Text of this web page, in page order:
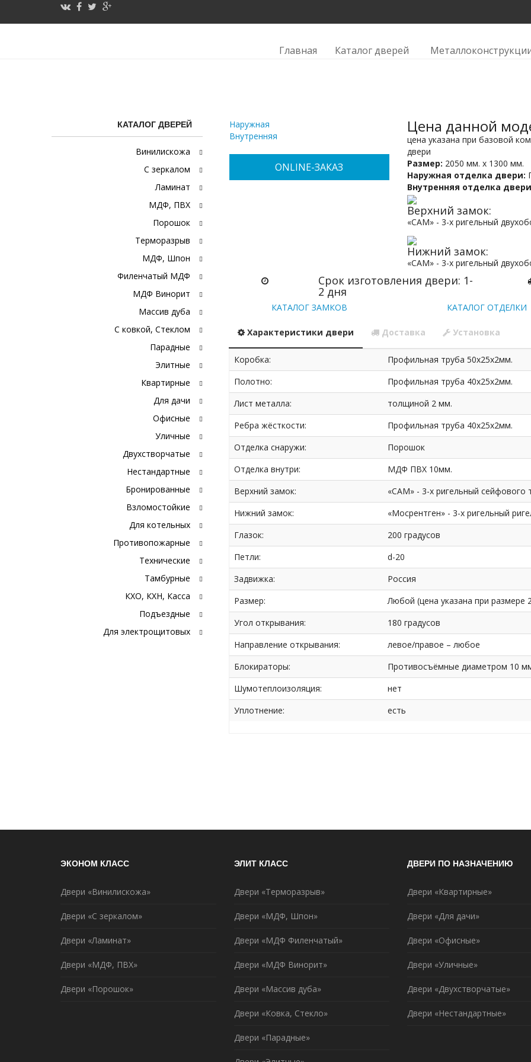
Главная Каталог дверей
Порошок + МДФ ПВХ 10мм.
КАТАЛОГ ДВЕРЕЙ
Винилискожа
С зеркалом
Ламинат
МДФ, ПВХ
Порошок
Терморазрыв
МДФ, Шпон
Филенчатый МДФ
МДФ Винорит
Массив дуба
С ковкой, Стеклом
Парадные
Элитные
Квартирные
Для дачи
Офисные
Уличные
Двухстворчатые
Нестандартные
Бронированные
Взломостойкие
Для котельных
Противопожарные
Технические
Тамбурные
КХО, КХН, Касса
Подъездные
Для электрощитовых
Наружная
Внутренняя
ONLINE-ЗАКАЗ
Цена данной
цена указана при базовой
двери
Размер: 2050 мм. х 1300 мм.
Наружная отделка двери:
Внутренняя отделка
Верхний замок:
«САМ» - 3-х ригельный
Нижний замок:
«САМ» - 3-х ригельный
Срок изготовления двери: 1-
2 дня
КАТАЛОГ ЗАМКОВ КАТАЛОГ ОТДЕЛКИ
Характеристики двери Доставка Установка
Коробка:
Профильная труба 50х25х2мм.
Полотно:
Профильная труба 40х25х2мм.
Лист металла:
толщиной 2 мм.
Ребра жёсткости:
Профильная труба 40х25х2мм.
Отделка снаружи:
Порошок
Отделка внутри:
МДФ ПВХ 10мм.
Верхний замок:
«САМ» - 3-х ригельный сейфового
Нижний замок:
«Мосрентген» - 3-х ригельный
Глазок:
200 градусов
Петли:
d-20
Задвижка:
Россия
Размер:
Любой (цена указана при размере
Угол открывания:
180 градусов
Направление открывания:
левое/правое – любое
Блокираторы:
Противосъёмные диаметром 10
Шумотеплоизоляция:
нет
Уплотнение:
есть
ЭКОНОМ КЛАСС
Двери «Винилискожа»
Двери «С зеркалом»
Двери «Ламинат»
Двери «МДФ, ПВХ»
Двери «Порошок»
ЭЛИТ КЛАСС
Двери «Терморазрыв»
Двери «МДФ, Шпон»
Двери «МДФ Филенчатый»
Двери «МДФ Винорит»
Двери «Массив дуба»
Двери «Ковка, Стекло»
Двери «Парадные»
ДВЕРИ ПО НАЗНАЧЕНИЮ
Двери «Квартирные»
Двери «Для дачи»
Двери «Офисные»
Двери «Уличные»
Двери «Двухстворчатые»
Двери «Нестандартные»